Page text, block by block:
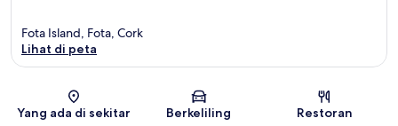
Peta
Fota Island, Fota, Cork
Lihat di peta
Yang ada di sekitar Berkeliling Restoran